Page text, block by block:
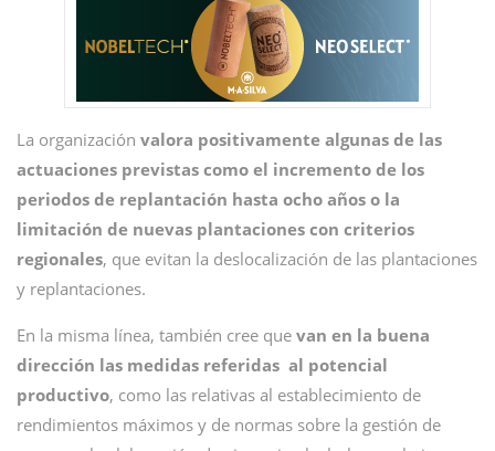
La organización valora positivamente algunas de las
actuaciones previstas como el incremento de los
periodos de replantación hasta ocho años o la
limitación de nuevas plantaciones con criterios
regionales, que evitan la deslocalización de las plantaciones
y replantaciones.
En la misma línea, también cree que van en la buena
dirección las medidas referidas al potencial
productivo, como las relativas al establecimiento de
rendimientos máximos y de normas sobre la gestión de